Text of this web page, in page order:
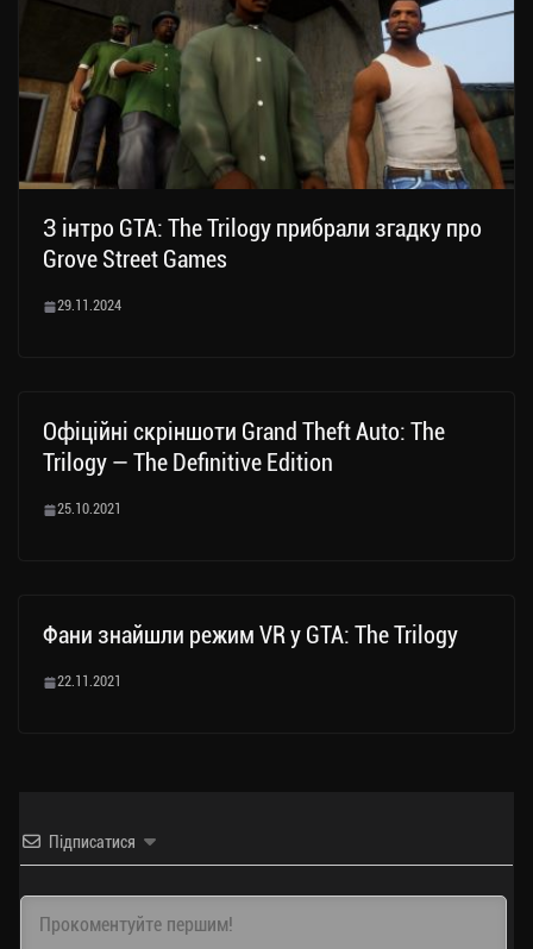
З інтро GTA: The Trilogy прибрали згадку про
Grove Street Games
29.11.2024
Офіційні скріншоти Grand Theft Auto: The
Trilogy — The Definitive Edition
25.10.2021
Фани знайшли режим VR у GTA: The Trilogy
22.11.2021
Підписатися